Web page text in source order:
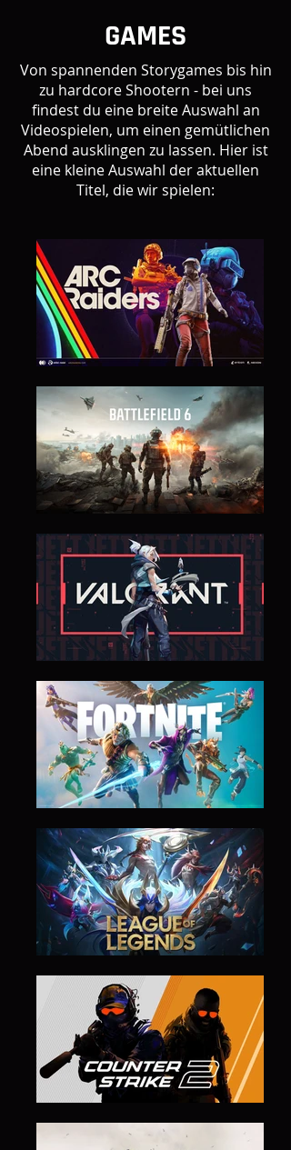
GAMES
Von spannenden Storygames bis hin
zu hardcore Shootern - bei uns
findest du eine breite Auswahl an
Videospielen, um einen gemütlichen
Abend ausklingen zu lassen. Hier ist
eine kleine Auswahl der aktuellen
Titel, die wir spielen: